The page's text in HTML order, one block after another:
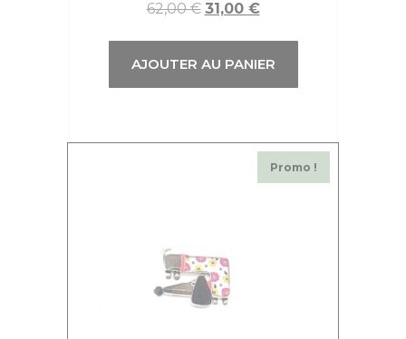
62,00€ 31,00 €
AJOUTER AU PANIER
Promo !